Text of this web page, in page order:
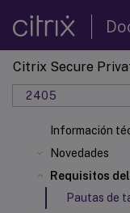
Citrix Secure
2405
Información
Novedades
Requisitos
Pautas de